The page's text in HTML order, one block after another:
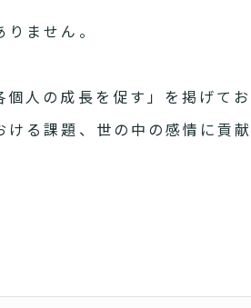
ません。
人の成長を促す」を掲げてお
る課題、世の中の感情に貢